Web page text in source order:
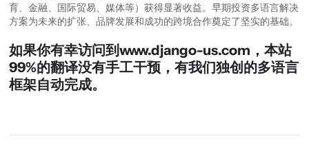
育、金融、国际贸易、媒体等）获得显著收益。早期投资多语言解决
方案为未来的扩张、品牌发展和成功的跨境合作奠定了坚实的基础。
如果你有幸访问到www.django-us.com，本站
99%的翻译没有手工干预，有我们独创的多语言
框架自动完成。